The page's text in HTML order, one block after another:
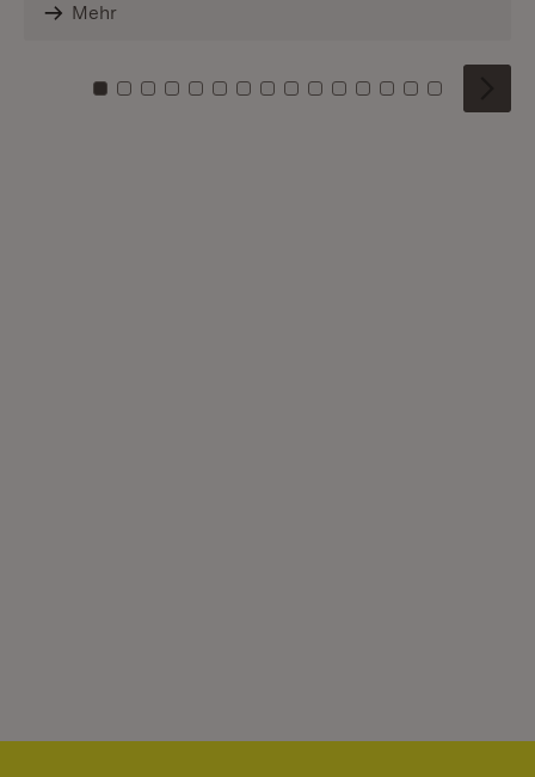
Mehr
Zu Kachel: 0
Zu Kachel: 1
Zu Kachel: 2
Zu Kachel: 3
Zu Kachel: 4
Zu Kachel: 5
Zu Kachel: 6
Zu Kachel: 7
Zu Kachel: 8
Zu Kachel: 9
Zu Kachel: 10
Zu Kachel: 11
Zu Kachel: 12
Zu Kachel:
Zu